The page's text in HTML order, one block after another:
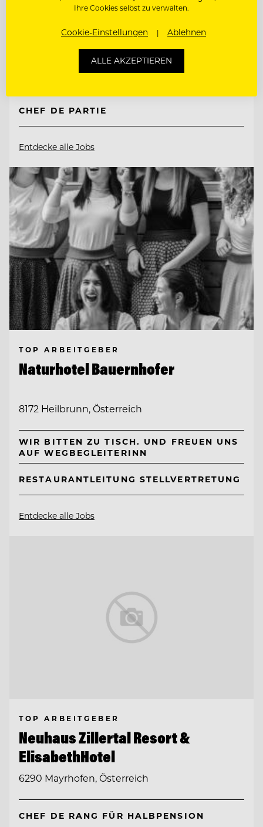
6675 Tannheim, Österreich
CHEF DE PARTIE
Entdecke alle Jobs
TOP ARBEITGEBER
Naturhotel Bauernhofer
8172 Heilbrunn, Österreich
WIR BITTEN ZU TISCH. UND FREUEN UNS
AUF WEGBEGLEITERINN
RESTAURANTLEITUNG STELLVERTRETUNG
Entdecke alle Jobs
TOP ARBEITGEBER
Neuhaus Zillertal Resort &
ElisabethHotel
6290 Mayrhofen, Österreich
CHEF DE RANG FÜR HALBPENSION
Ihre Cookies selbst zu verwalten.
Cookie-Einstellungen Ablehnen
ALLE AKZEPTIEREN